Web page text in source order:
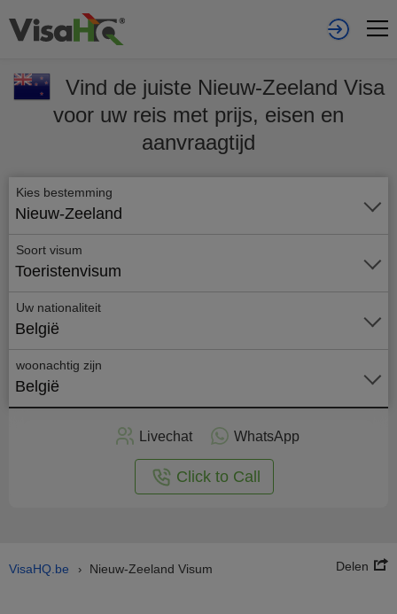
Vind de juiste Nieuw-Zeeland Visa
voor uw reis met prijs, eisen en
aanvraagtijd
Kies bestemming
Nieuw-Zeeland
Soort visum
Toeristenvisum
Uw nationaliteit
België
woonachtig zijn
België
Livechat WhatsApp
Click to Call
VisaHQ.be › Nieuw-Zeeland Visum Delen